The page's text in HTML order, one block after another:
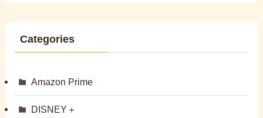
Categories
Amazon Prime
DISNEY＋